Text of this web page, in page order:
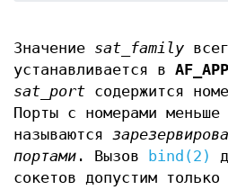
Значение sat_family
устанавливается в
sat_port содержится
Порты с номерами меньше
называются
портами . Вызов bind(2)
сокетов допустим только